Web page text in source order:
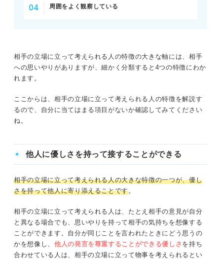
周囲をよく観察している
相手の立場に立って考えられる人の特徴の大きな軸には、相手
への思いやりがありますが、細かく分類すると4つの特徴にわか
れます。
ここからは、相手の立場に立って考えられる人の特徴を解説す
るので、自分に当てはまる項目がないか確認してみてください
ね。
他人に優しさを持って接することができる
相手の立場に立って考えられる人の大きな特徴の一つが、優し
さを持って他人に寄り添えることです。
相手の立場に立って考えられる人は、たとえ相手の意見が自分
と異なる場合でも、思いやりを持って相手の気持ちを想像する
ことができます。自分が同じことを言われたときにどう思うの
かを想像し、 他人の発言を尊重することができる優しさ を持ち
合わせている人は、相手の立場に立って物事を考えられるとい